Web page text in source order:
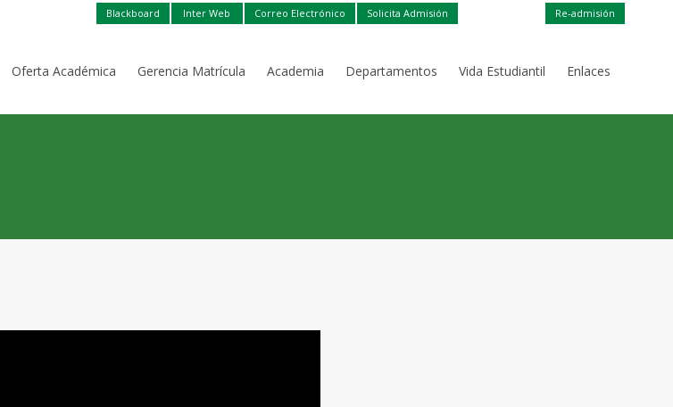
Blackboard Inter Web Correo Electrónico Solicita Admisión Re-admisión
Oferta Académica Gerencia Matrícula Academia Departamentos Vida Estudiantil Enlaces